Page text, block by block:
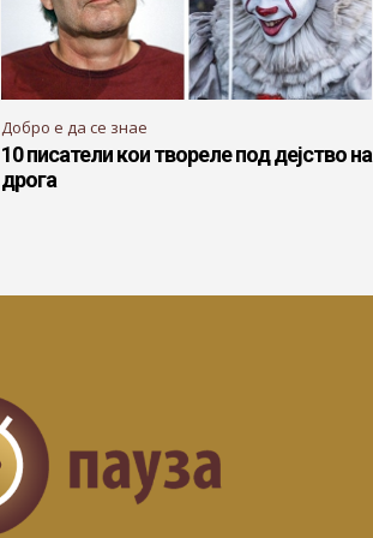
Добро е да се знае
10 писатели кои твореле под дејство на
дрога